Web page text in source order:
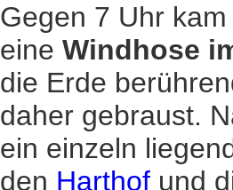
Gegen 7 Uhr
eine Windhose
die Erde
daher gebraust.
ein einzeln
den Harthof und